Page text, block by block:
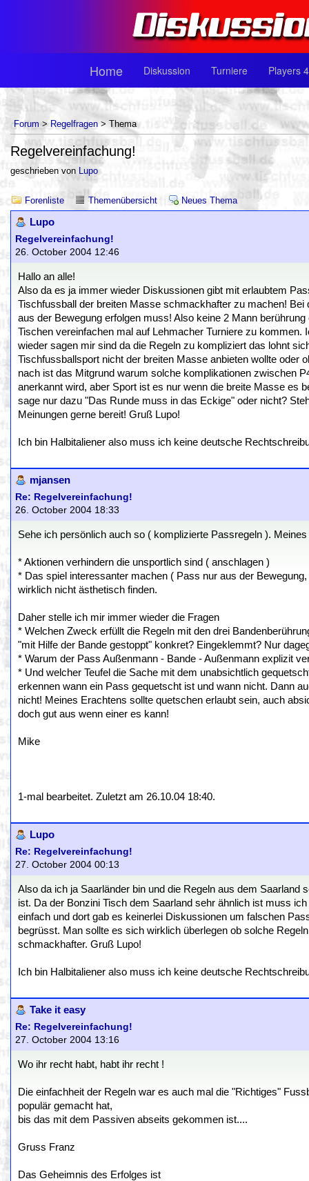
Home Diskussion Turniere Players
Forum > Regelfragen > Thema
Regelvereinfachung!
geschrieben von Lupo
Forenliste Themenübersicht Neues Thema
Lupo
Regelvereinfachung!
26. October 2004 12:46
Hallo an alle!
Also da es ja immer wieder Diskussionen gibt mit erlaubtem
Tischfussball der breiten Masse schmackhafter zu machen!
aus der Bewegung erfolgen muss! Also keine 2 Mann
Tischen vereinfachen mal auf Lehmacher Turniere zu kommen.
wieder sagen mir sind da die Regeln zu kompliziert das lohnt
Tischfussballsport nicht der breiten Masse anbieten wollte oder
nach ist das Mitgrund warum solche komplikationen zwischen
anerkannt wird, aber Sport ist es nur wenn die breite Masse es
sage nur dazu "Das Runde muss in das Eckige" oder nicht?
Meinungen gerne bereit! Gruß Lupo!
Ich bin Halbitaliener also muss ich keine deutsche
mjansen
Re: Regelvereinfachung!
26. October 2004 18:33
Sehe ich persönlich auch so ( komplizierte Passregeln ).
* Aktionen verhindern die unsportlich sind ( anschlagen )
* Das spiel interessanter machen ( Pass nur aus der
wirklich nicht ästhetisch finden.
Daher stelle ich mir immer wieder die Fragen
* Welchen Zweck erfüllt die Regeln mit den drei
"mit Hilfe der Bande gestoppt" konkret? Eingeklemmt? Nur
* Warum der Pass Außenmann - Bande - Außenmann explizit
* Und welcher Teufel die Sache mit dem unabsichtlich
erkennen wann ein Pass gequetscht ist und wann nicht. Dann
nicht! Meines Erachtens sollte quetschen erlaubt sein, auch
doch gut aus wenn einer es kann!
Mike
1-mal bearbeitet. Zuletzt am 26.10.04 18:40.
Lupo
Re: Regelvereinfachung!
27. October 2004 00:13
Also da ich ja Saarländer bin und die Regeln aus dem
ist. Da der Bonzini Tisch dem Saarland sehr ähnlich ist muss
einfach und dort gab es keinerlei Diskussionen um falschen
begrüsst. Man sollte es sich wirklich überlegen ob solche
schmackhafter. Gruß Lupo!
Ich bin Halbitaliener also muss ich keine deutsche
Take it easy
Re: Regelvereinfachung!
27. October 2004 13:16
Wo ihr recht habt, habt ihr recht !
Die einfachheit der Regeln war es auch mal die "Richtiges"
populär gemacht hat,
bis das mit dem Passiven abseits gekommen ist....
Gruss Franz
Das Geheimnis des Erfolges ist